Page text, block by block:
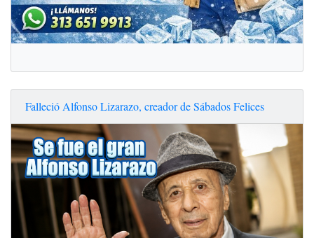
Falleció Alfonso Lizarazo, creador de Sábados Felices